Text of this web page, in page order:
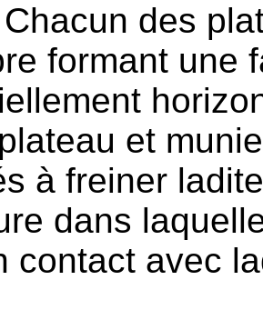
Chacun des
formant une
et
à freiner
dans
contact avec